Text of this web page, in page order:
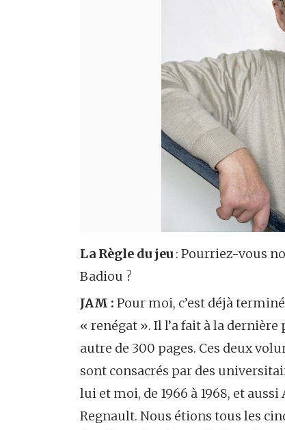
La Règle du jeu : Pourriez-vous
Badiou ?
JAM : Pour moi, c’est déjà
« renégat ». Il l’a fait à la
autre de 300 pages. Ces deux
sont consacrés par des
lui et moi, de 1966 à 1968, et
Regnault. Nous étions tous les